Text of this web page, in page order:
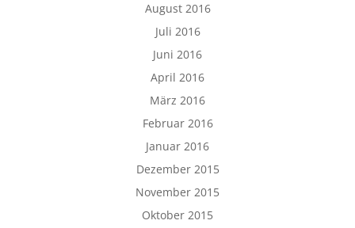
August 2016
Juli 2016
Juni 2016
April 2016
März 2016
Februar 2016
Januar 2016
Dezember 2015
November 2015
Oktober 2015